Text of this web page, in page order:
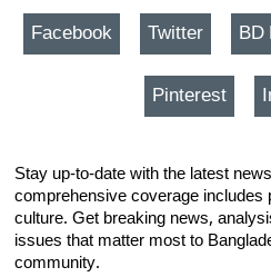
Facebook Twitter BD
Pinterest
Stay up-to-date with the latest
comprehensive coverage
culture. Get breaking news,
issues that matter most to
community.